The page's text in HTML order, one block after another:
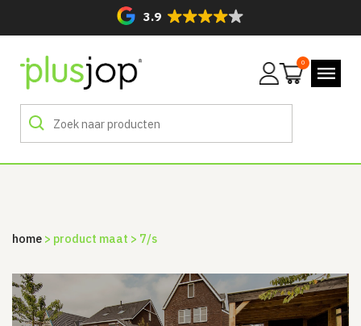
3.9
Mijn
0
home > product maat > 7/s